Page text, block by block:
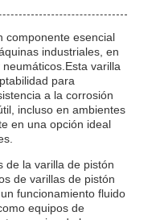
componente esencial
industriales, en
varilla
para
a la corrosión
incluso en ambientes
en una opción ideal
de la varilla de pistón
de varillas de pistón
funcionamiento fluido
equipos de